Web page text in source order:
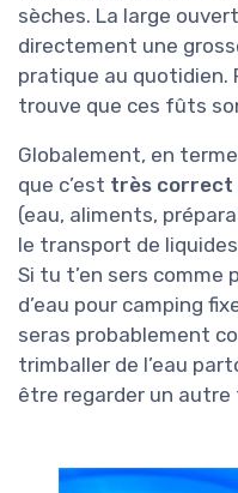
sèches. La large
directement une
pratique au quotidien.
trouve que ces fûts
Globalement, en
que c’est très correct
(eau, aliments,
le transport de
Si tu t’en sers comme
d’eau pour camping
seras probablement
trimballer de l’eau
être regarder un